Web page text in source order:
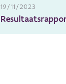
19/11/2023